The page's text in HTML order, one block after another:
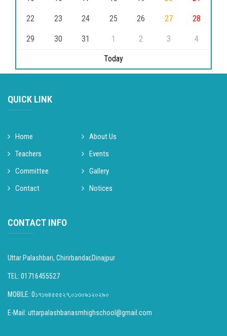
22 23 24 25 26 27 28
29 30 31 1 2 3 4
Today
QUICK LINK
Home
About Us
Teachers
Events
Committee
Gallery
Contact
Notices
CONTACT INFO
Uttar Palashbari, Chirirbandar,Dinajpur
TEL: 01716455527
MOBILE: 0১৭১৬৪৫৫৫২৭,০১৩০৯১২০২৯০
E-Mail: uttarpalashbariasmhighschool@gmail.com